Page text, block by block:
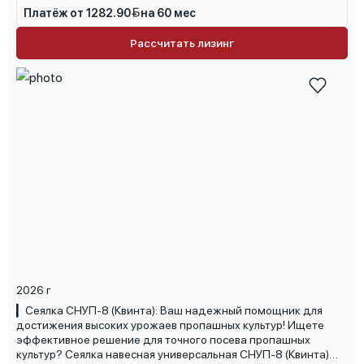
Возможность регулировки нормы высева обеспечивает
оптимальную плотность для каждой культуры и типа почвы. •
Экономичность и легкость в обслуживании: Доступная цена и
простая конструкция позволяют снизить затраты на
обслуживание и ремонт. ▎Закажите сеялку СЗ-3,6 по
привлекательной цене! Для получения консультации и
коммерческого предложения свяжитесь с нами по номеру:
2026 г
▎Сеялка СНУП-8 (Квинта): Ваш надежный помощник для
достижения высоких урожаев пропашных культур! Ищете
эффективное решение для точного посева пропашных
культур? Сеялка навесная универсальная СНУП-8 (Квинта)
Платёж от 1282.90 на 60 мес
Рассчитать лизинг